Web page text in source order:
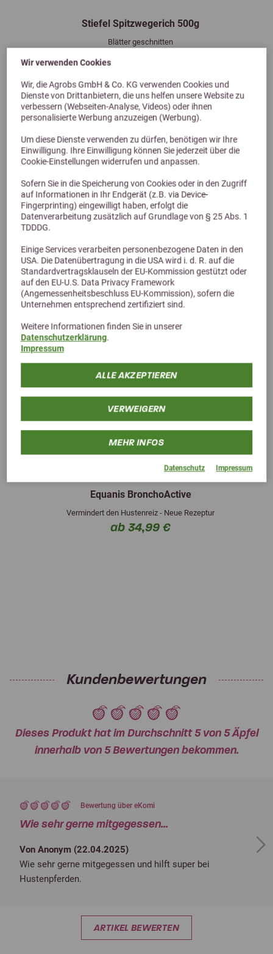
Wir verwenden Cookies
Wir, die Agrobs GmbH & Co. KG verwenden Cookies und
Dienste von Drittanbietern, die uns helfen unsere Website zu
verbessern (Webseiten-Analyse, Videos) oder ihnen
personalisierte Werbung anzuzeigen (Werbung).
Um diese Dienste verwenden zu dürfen, benötigen wir Ihre
Einwilligung. Ihre Einwilligung können Sie jederzeit über die
Cookie-Einstellungen widerrufen und anpassen.
Sofern Sie in die Speicherung von Cookies oder in den Zugriff
auf Informationen in Ihr Endgerät (z.B. via Device-
Fingerprinting) eingewilligt haben, erfolgt die
Datenverarbeitung zusätzlich auf Grundlage von § 25 Abs. 1
TDDDG.
Einige Services verarbeiten personenbezogene Daten in den
USA. Die Datenübertragung in die USA wird i. d. R. auf die
Standardvertragsklauseln der EU-Kommission gestützt oder
auf den EU-U.S. Data Privacy Framework
(Angemessenheitsbeschluss EU-Kommission), sofern die
Unternehmen entsprechend zertifiziert sind.
Weitere Informationen finden Sie in unserer
Datenschutzerklärung.
Impressum
ALLE AKZEPTIEREN
VERWEIGERN
MEHR INFOS
Datenschutz Impressum
Stiefel Spitzwegerich 500g
Blätter geschnitten
Alternative Produkte
Equanis BronchoActive
Vermindert den Hustenreiz - Neue Rezeptur
ab 34,99 €
Previous Next
Kundenbewertungen
Dieses Produkt hat im Durchschnitt 5 von 5 Äpfel
innerhalb von 5 Bewertungen bekommen.
Bewertung über eKomi
Wie sehr gerne mitgegessen...
Von Anonym (22.04.2025)
Wie sehr gerne mitgegessen und hilft super bei
Hustenpferden.
Next
ARTIKEL BEWERTEN